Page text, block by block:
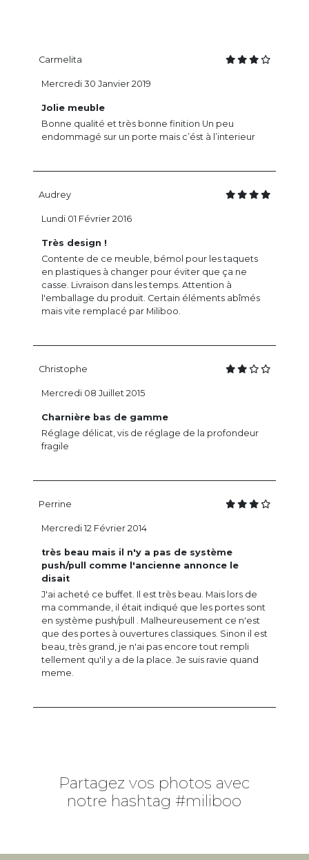
Carmelita
Jolie meuble
Bonne qualité et très bonne finition Un peu
endommagé sur un porte mais c’ést à l’interieur
Mercredi 30 Janvier 2019
Audrey
Très design !
Contente de ce meuble, bémol pour les taquets
en plastiques à changer pour éviter que ça ne
casse. Livraison dans les temps. Attention à
l'emballage du produit. Certain éléments abîmés
mais vite remplacé par Miliboo.
Lundi 01 Février 2016
Christophe
Charnière bas de gamme
Réglage délicat, vis de réglage de la profondeur
fragile
Mercredi 08 Juillet 2015
Perrine
très beau mais il n'y a pas de système
push/pull comme l'ancienne annonce le
disait
J'ai acheté ce buffet. Il est très beau. Mais lors de
ma commande, il était indiqué que les portes sont
en système push/pull . Malheureusement ce n'est
que des portes à ouvertures classiques. Sinon il est
beau, très grand, je n'ai pas encore tout rempli
tellement qu'il y a de la place. Je suis ravie quand
meme.
Mercredi 12 Février 2014
Partagez vos photos avec
notre hashtag #miliboo